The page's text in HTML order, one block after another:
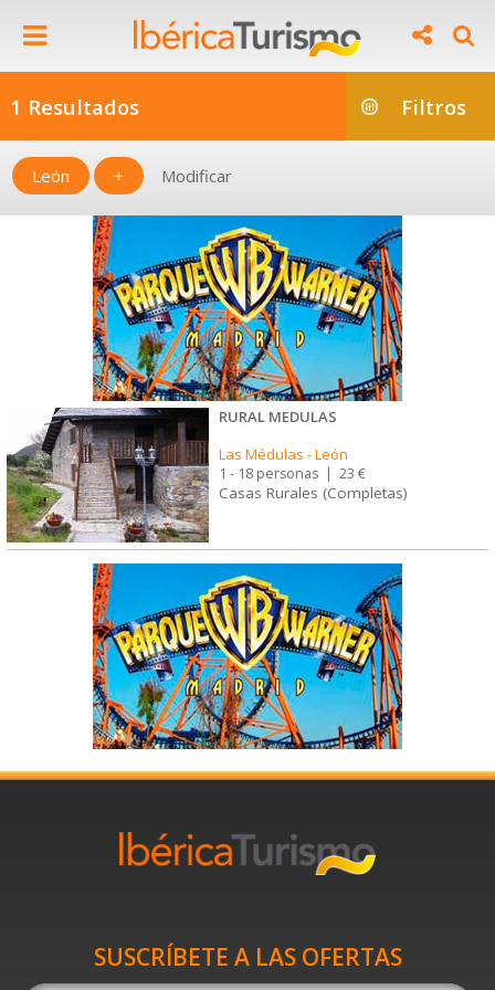
1 Resultados Filtros
León + Modificar
RURAL MEDULAS
Las Médulas -León
1 - 18 personas | 23 €
Casas Rurales (Completas)
SUSCRÍBETE A LAS OFERTAS